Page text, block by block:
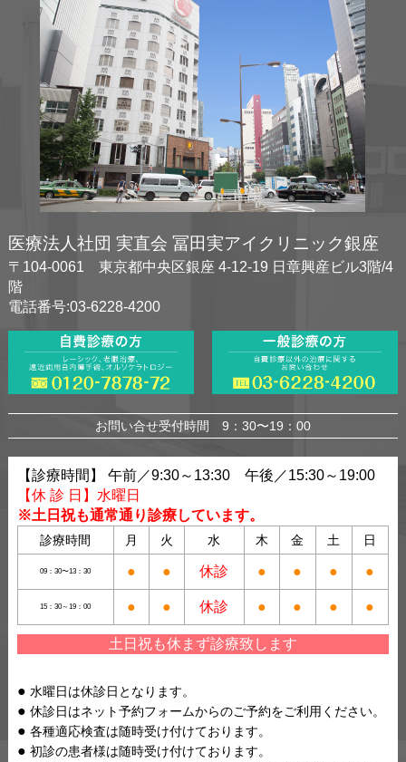
医療法人社団 実直会 冨田実アイクリニック銀座
〒104-0061 東京都中央区銀座 4-12-19 日章興産ビル3階/4
階
電話番号:03-6228-4200
お問い合せ受付時間 9：30〜19：00
【診療時間】 午前／9:30～13:30 午後／15:30～19:00
【休 診 日】水曜日
※土日祝も通常通り診療しています。
診療時間 月 火 水 木 金 土 日
09：30〜13：30 ● ● 休診 ● ● ● ●
15：30～19：00 ● ● 休診 ● ● ● ●
土日祝も休まず診療致します
水曜日は休診日となります。
休診日はネット予約フォームからのご予約をご利用ください。
各種適応検査は随時受け付けております。
初診の患者様は随時受け付けております。